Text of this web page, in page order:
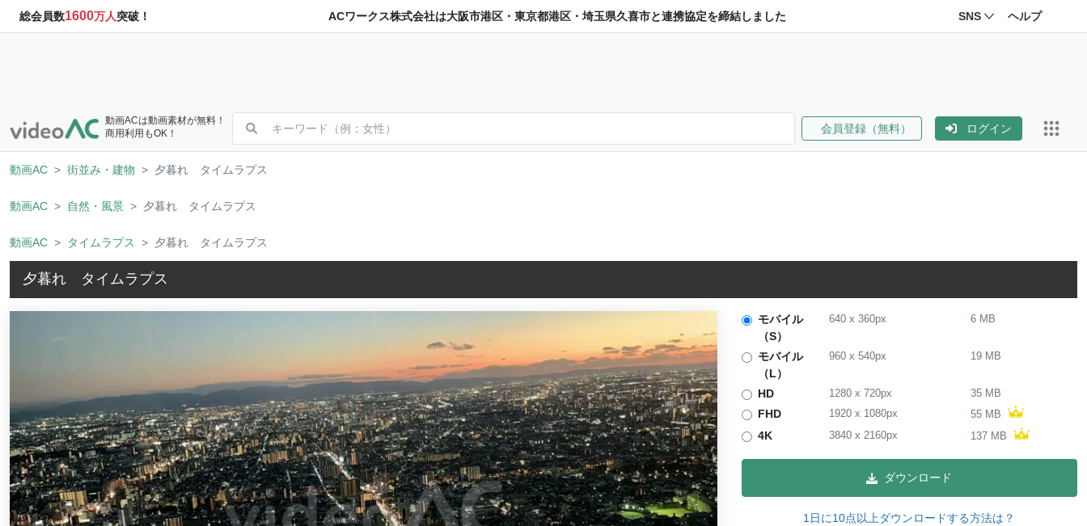
総会員数1600万人突破！ ACワークス株式会社は大阪市港区・東京都港区・埼玉県久喜市と連携協定を締結しました SNS ヘルプ
動画ACは動画素材が無料！
商用利用もOK！
会員登録（無料） ログイン
動画AC 街並み・建物 夕暮れ タイムラプス
動画AC 自然・風景 夕暮れ タイムラプス
動画AC タイムラプス 夕暮れ タイムラプス
夕暮れ タイムラプス
モバイル
（S）
640x 360px 6 MB
モバイル
（L）
960x 540px 19 MB
HD 1280x 720px 35 MB
FHD 1920x 1080px 55 MB
4K 3840x 2160px 137 MB
ダウンロード
1日に10点以上ダウンロードする方法は？